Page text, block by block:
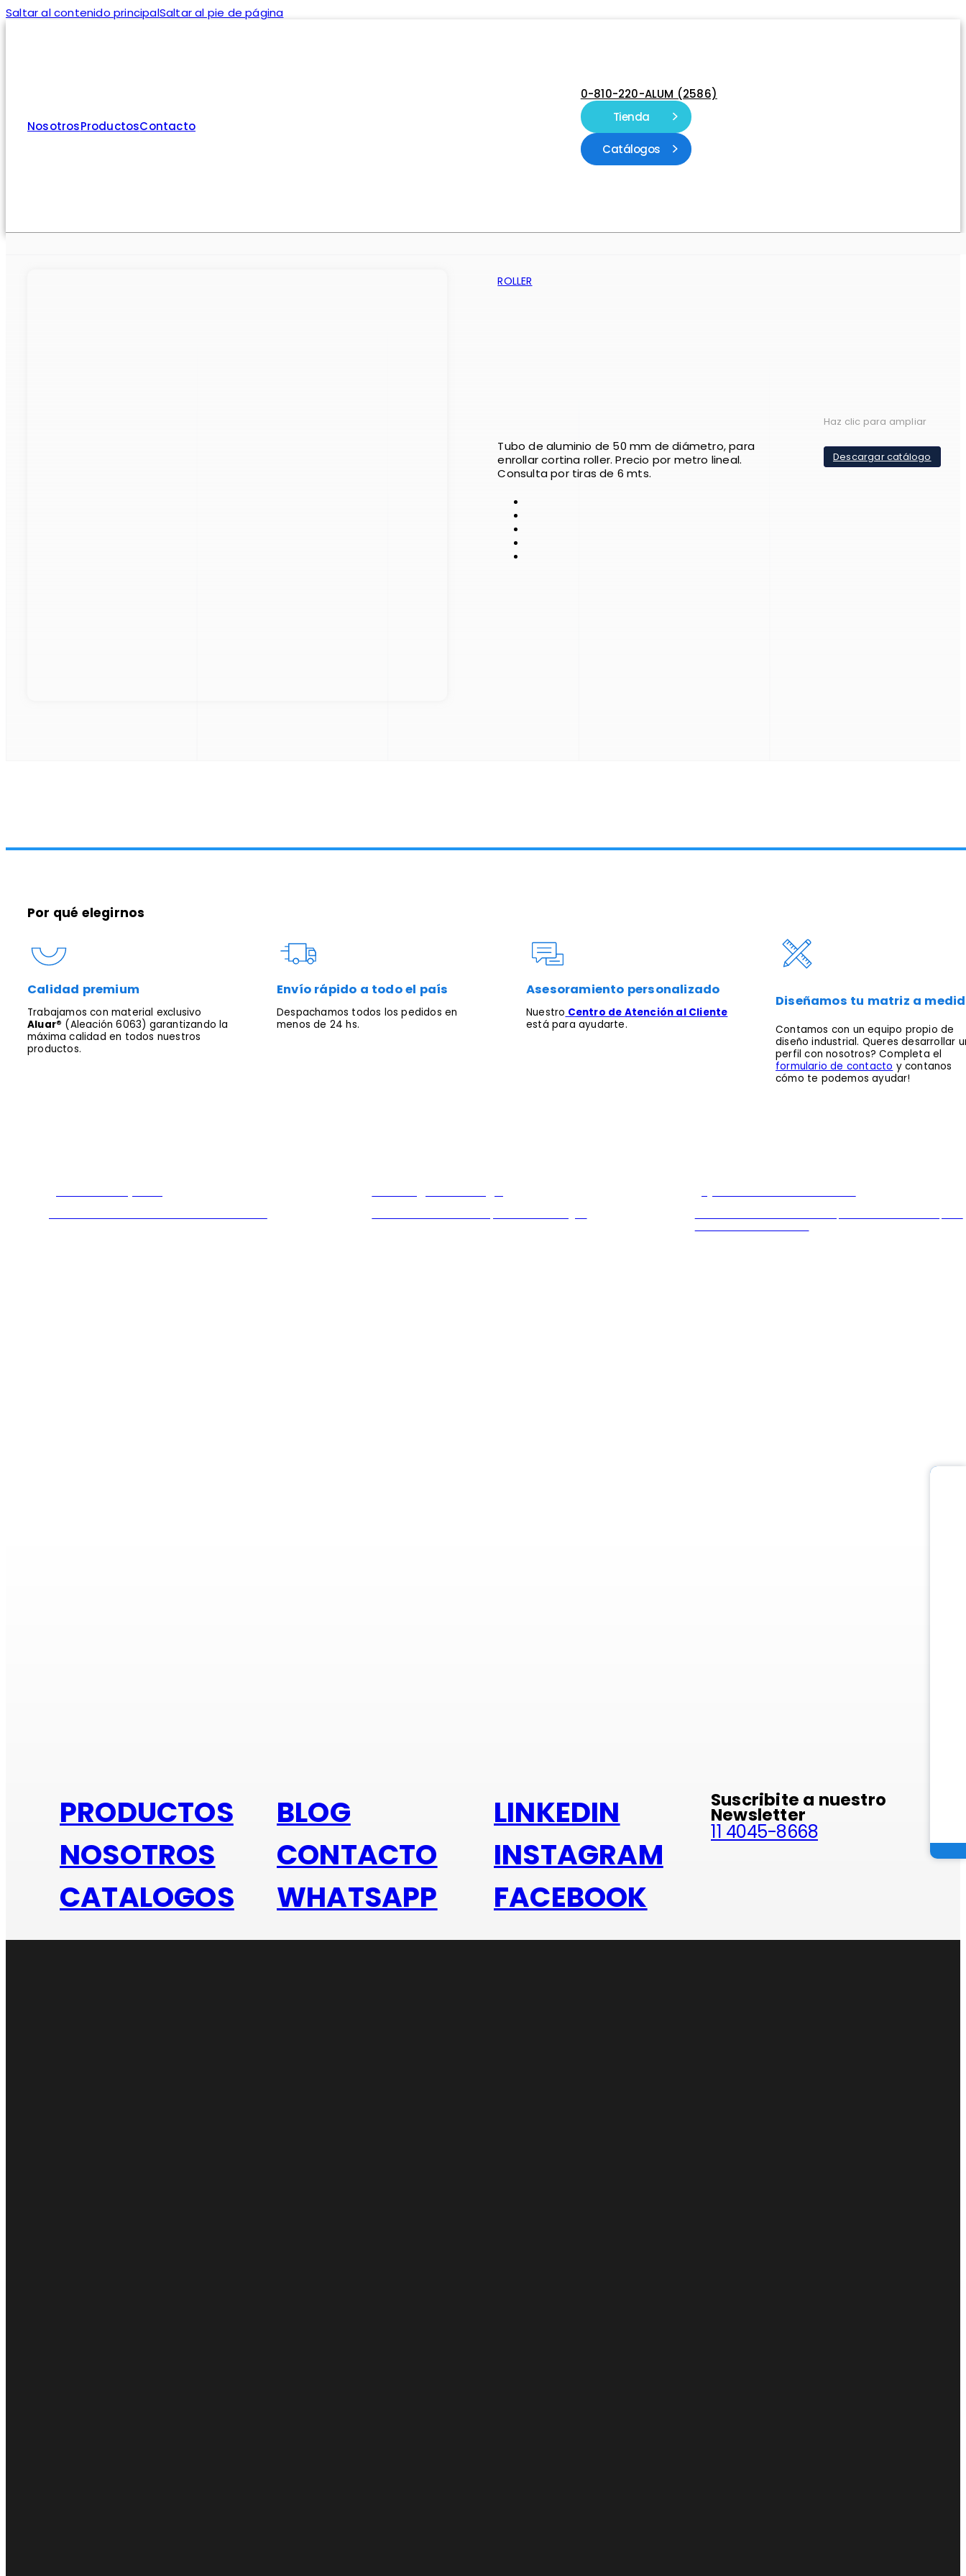
Saltar al contenido principalSaltar al pie de página
NosotrosProductosContacto
0-810-220-ALUM (2586)
Tienda
Catálogos
ROLLER
Tubo de aluminio de 50 mm de diámetro, para
enrollar cortina roller. Precio por metro lineal.
Consulta por tiras de 6 mts.
Haz clic para ampliar
Descargar catálogo
Por qué elegirnos
Calidad premium
Trabajamos con material exclusivo
Aluar® (Aleación 6063) garantizando la
máxima calidad en todos nuestros
productos.
Envío rápido a todo el país
Despachamos todos los pedidos en
menos de 24 hs.
Asesoramiento personalizado
Nuestro Centro de Atención al Cliente
está para ayudarte.
Diseñamos tu matriz a
Contamos con un equipo propio de
diseño industrial. Queres desarrollar
perfil con nosotros? Completa el
formulario de contacto y contanos
cómo te podemos ayudar!
PRODUCTOS
NOSOTROS
CATALOGOS
BLOG
CONTACTO
WHATSAPP
LINKEDIN
INSTAGRAM
FACEBOOK
Suscribite a nuestro
Newsletter
11 4045-8668